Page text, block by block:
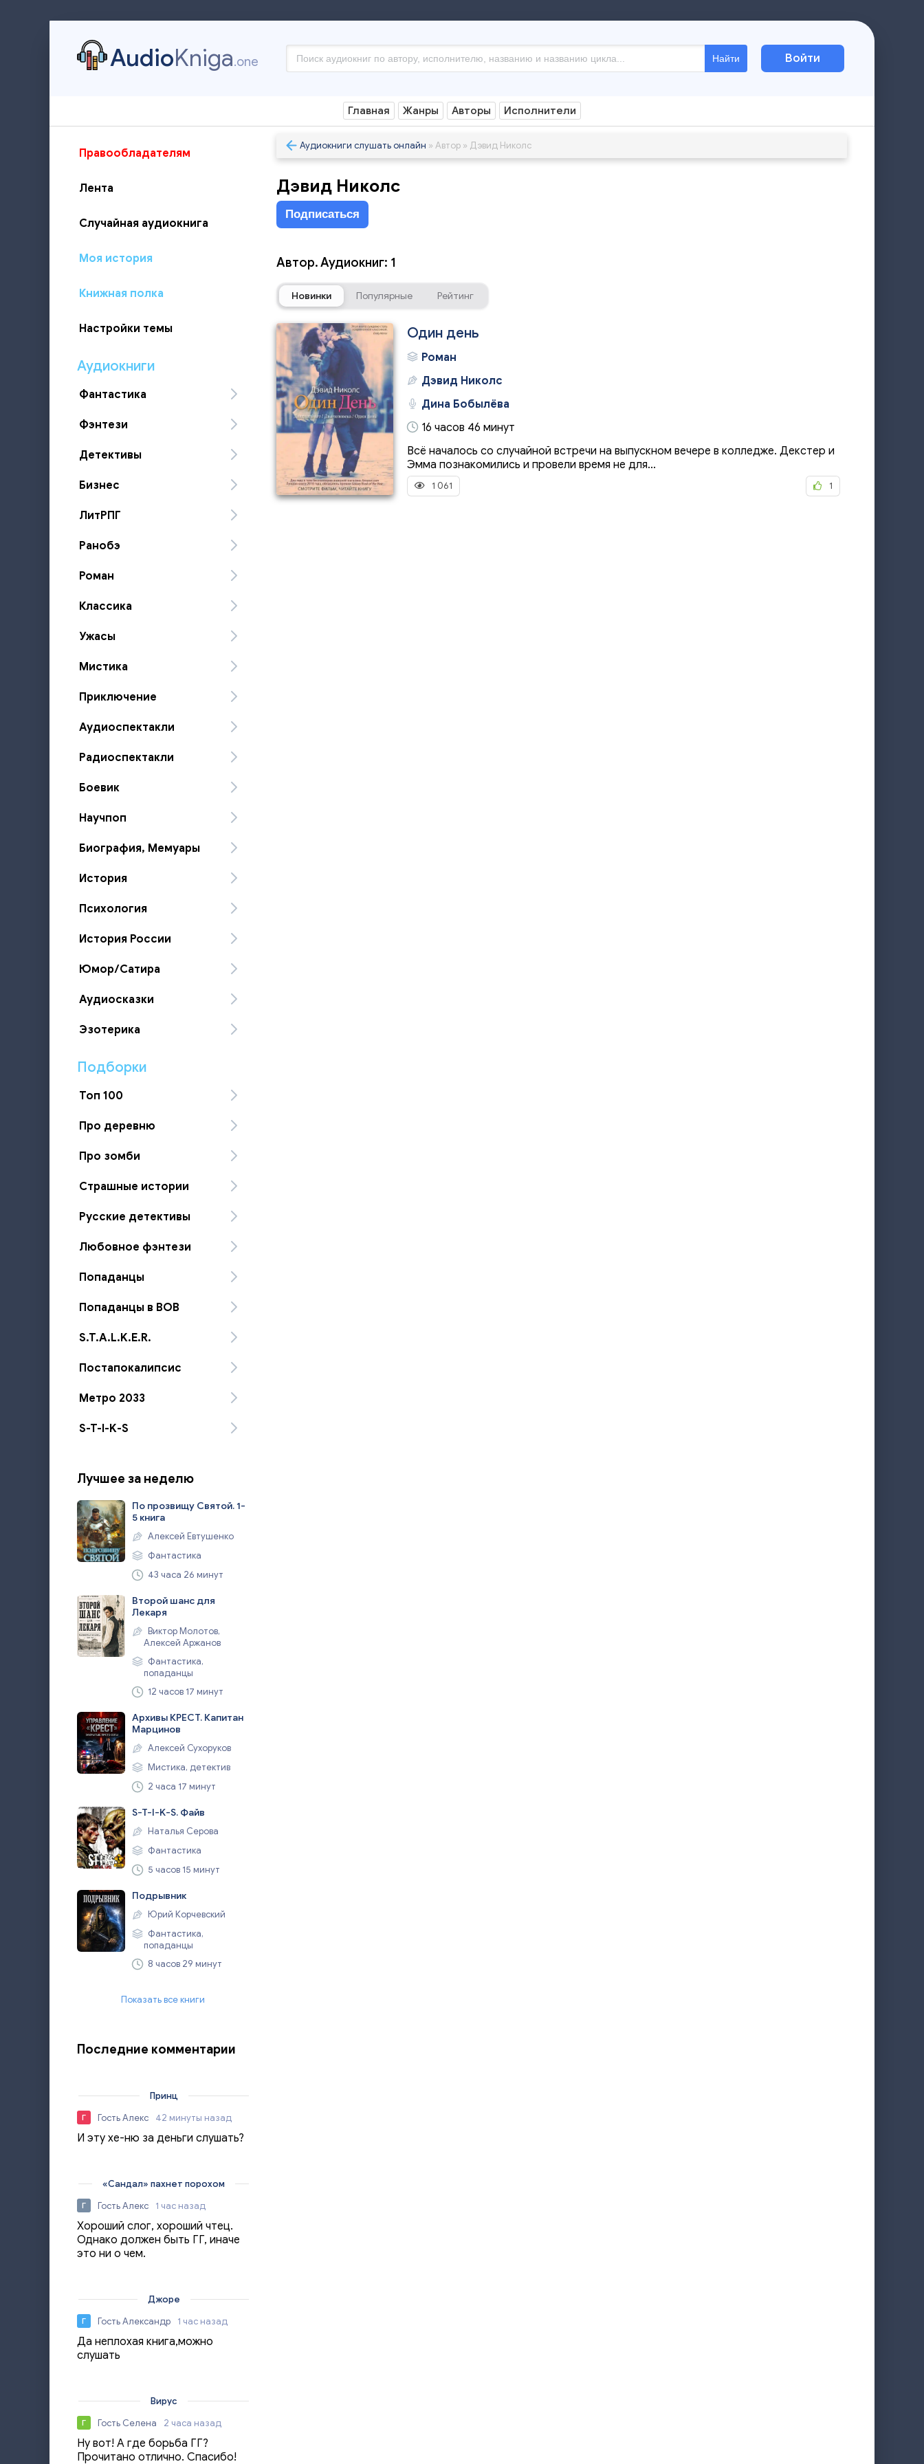
AudioKniga.one Найти Войти
Главная Жанры Авторы Исполнители
Правообладателям
Лента
Случайная аудиокнига
Моя история
Книжная полка
Настройки темы
Аудиокниги
Фантастика
Фэнтези
Детективы
Бизнес
ЛитРПГ
Ранобэ
Роман
Классика
Ужасы
Мистика
Приключение
Аудиоспектакли
Радиоспектакли
Боевик
Научпоп
Биография, Мемуары
История
Психология
История России
Юмор/Сатира
Аудиосказки
Эзотерика
Подборки
Топ 100
Про деревню
Про зомби
Страшные истории
Русские детективы
Любовное фэнтези
Попаданцы
Попаданцы в ВОВ
S.T.A.L.K.E.R.
Постапокалипсис
Метро 2033
S-T-I-K-S
Лучшее за неделю
По прозвищу Святой. 1-
5 книга
Алексей Евтушенко
Фантастика
43 часа 26 минут
Второй шанс для
Лекаря
Виктор Молотов,
Алексей Аржанов
Фантастика,
попаданцы
12 часов 17 минут
Архивы КРЕСТ. Капитан
Марцинов
Алексей Сухоруков
Мистика, детектив
2 часа 17 минут
S-T-I-K-S. Файв
Наталья Серова
Фантастика
5 часов 15 минут
Подрывник
Юрий Корчевский
Фантастика,
попаданцы
8 часов 29 минут
Показать все книги
Последние комментарии
Принц
Г Гость Алекс 42 минуты назад
И эту хе-ню за деньги слушать?
«Сандал» пахнет порохом
Г Гость Алекс 1 час назад
Хороший слог, хороший чтец.
Однако должен быть ГГ, иначе
это ни о чем.
Джоре
Г Гость Александр 1 час назад
Да неплохая книга,можно
слушать
Вирус
Г Гость Селена 2 часа назад
Ну вот! А где борьба ГГ?
Прочитано отлично. Спасибо!
Аудиокниги слушать онлайн » Автор » Дэвид Николс
Дэвид Николс
Подписаться
Автор. Аудиокниг: 1
Новинки Популярные Рейтинг
Один день
Роман
Дэвид Николс
Дина Бобылёва
16 часов 46 минут
Всё началось со случайной встречи на выпускном вечере в колледже. Декстер и
Эмма познакомились и провели время не для...
1 061 1